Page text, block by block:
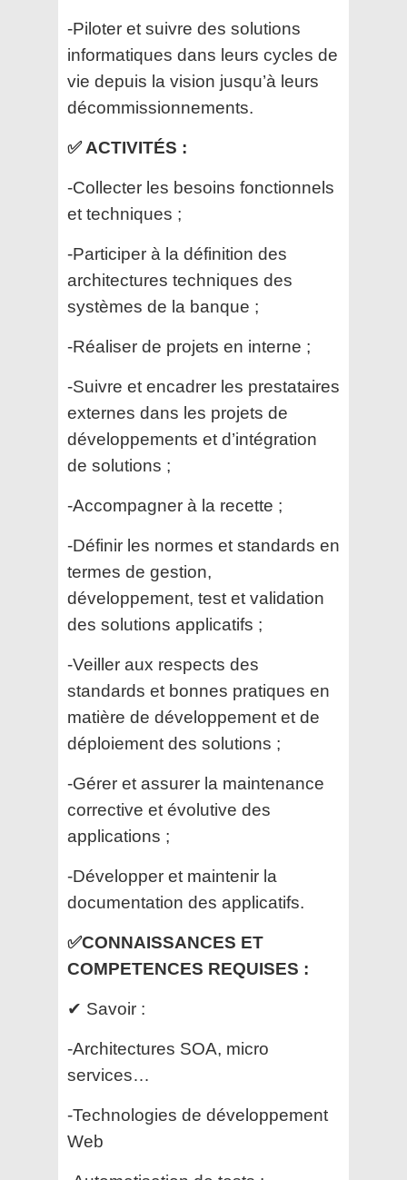
-Piloter et suivre des solutions
informatiques dans leurs cycles de
vie depuis la vision jusqu’à leurs
décommissionnements.
✅ ACTIVITÉS :
-Collecter les besoins fonctionnels
et techniques ;
-Participer à la définition des
architectures techniques des
systèmes de la banque ;
-Réaliser de projets en interne ;
-Suivre et encadrer les prestataires
externes dans les projets de
développements et d’intégration
de solutions ;
-Accompagner à la recette ;
-Définir les normes et standards en
termes de gestion,
développement, test et validation
des solutions applicatifs ;
-Veiller aux respects des
standards et bonnes pratiques en
matière de développement et de
déploiement des solutions ;
-Gérer et assurer la maintenance
corrective et évolutive des
applications ;
-Développer et maintenir la
documentation des applicatifs.
✅CONNAISSANCES ET
COMPETENCES REQUISES :
✔ Savoir :
-Architectures SOA, micro
services…
-Technologies de développement
Web